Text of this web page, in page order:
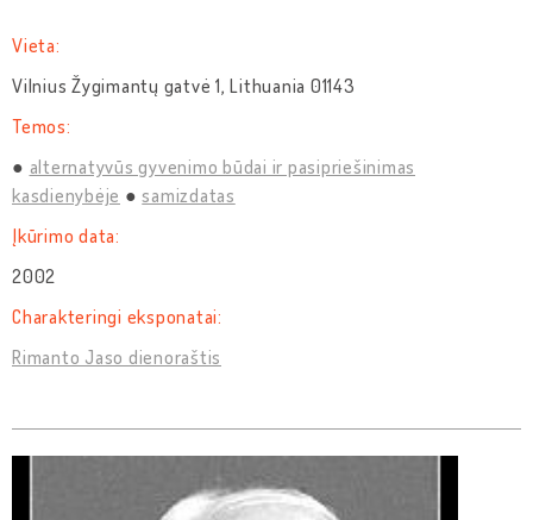
Vieta:
Vilnius Žygimantų gatvė 1, Lithuania 01143
Temos:
alternatyvūs gyvenimo būdai ir pasipriešinimas
kasdienybėje
samizdatas
Įkūrimo data:
2002
Charakteringi eksponatai:
Rimanto Jaso dienoraštis